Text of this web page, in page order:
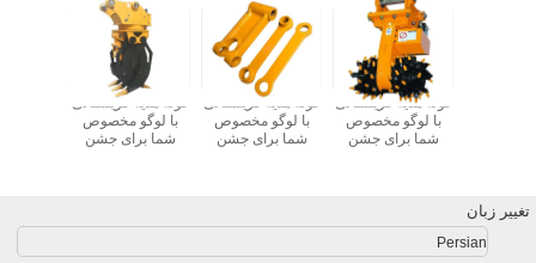
کوله هدیه کریستالی
با لوگو مخصوص
شما برای جشن
کوله هدیه کریستالی
با لوگو مخصوص
شما برای جشن
کوله هدیه کریستالی
با لوگو مخصوص
شما برای جشن
تغییر زبان
Persian